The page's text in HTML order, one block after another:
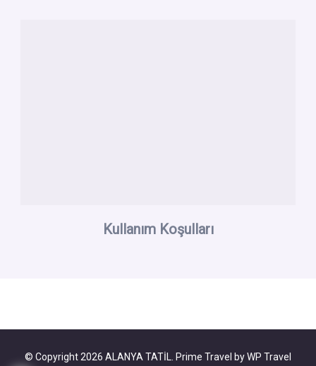
Kullanım Koşulları
© Copyright 2026 ALANYA TATİL Prime Travel byWP Travel